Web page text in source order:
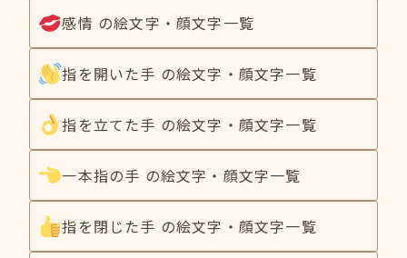
感情 の絵文字・顔文字一覧
指を開いた手 の絵文字・顔文字一覧
指を立てた手 の絵文字・顔文字一覧
一本指の手 の絵文字・顔文字一覧
指を閉じた手 の絵文字・顔文字一覧